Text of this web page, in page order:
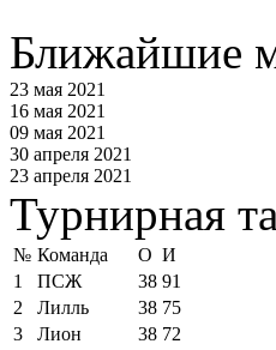
Ближайшие
23 мая 2021
16 мая 2021
09 мая 2021
30 апреля 2021
23 апреля 2021
Турнирная
№ Команда О И
1
ПСЖ 38 91
2
Лилль 38 75
3
Лион 38 72